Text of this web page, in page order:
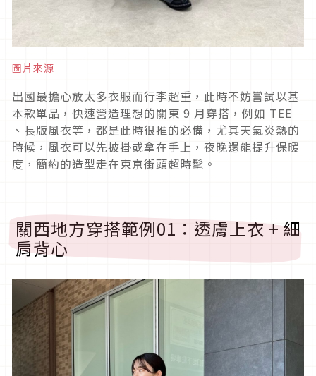
圖片來源
出國最擔心放太多衣服而行李超重，此時不妨嘗試以基
本款單品，快速營造理想的關東 9 月穿搭，例如 TEE
、長版風衣等，都是此時很推的必備，尤其天氣炎熱的
時候，風衣可以先披掛或拿在手上，夜晚還能提升保暖
度，簡約的造型走在東京街頭超時髦。
關西地方穿搭範例01 ：透膚上衣+細
肩背心